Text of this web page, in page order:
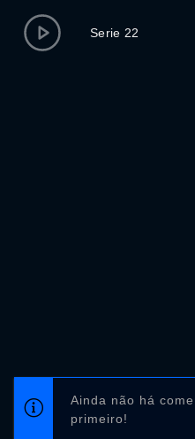
Serie 22
Ainda não há
primeiro!